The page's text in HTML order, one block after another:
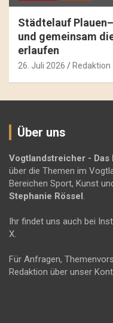
Städtelauf
und gemeinsam
erlaufen
26. Juli 2026 Redaktion
Über uns
Vogtlandstreicher -
über die Themen im
Bereichen Sport, Kunst
Stephanie Rössel.
Ihr findet uns auch bei
X.
Für Anfragen,
Redaktion über unser